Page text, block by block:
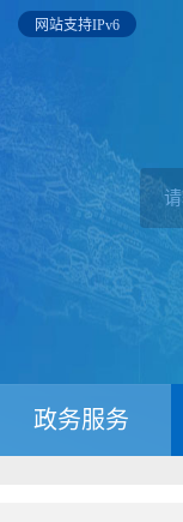
网站支持IPv6
政务服务